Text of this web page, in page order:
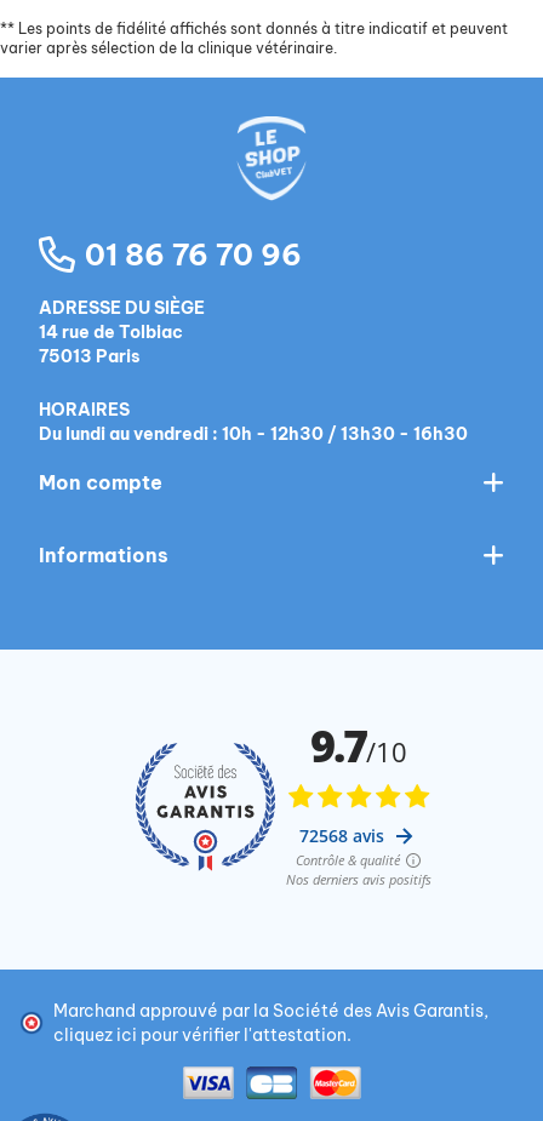
** Les points de fidélité affichés sont donnés à titre indicatif et peuvent
varier après sélection de la clinique vétérinaire.
01 86 76 70 96
ADRESSE DU SIÈGE
14 rue de Tolbiac
75013 Paris
HORAIRES
Du lundi au vendredi : 10h - 12h30 / 13h30 - 16h30
Mon compte
Informations
Marchand approuvé par la Société des Avis Garantis,
cliquez ici pour vérifier l'attestation.